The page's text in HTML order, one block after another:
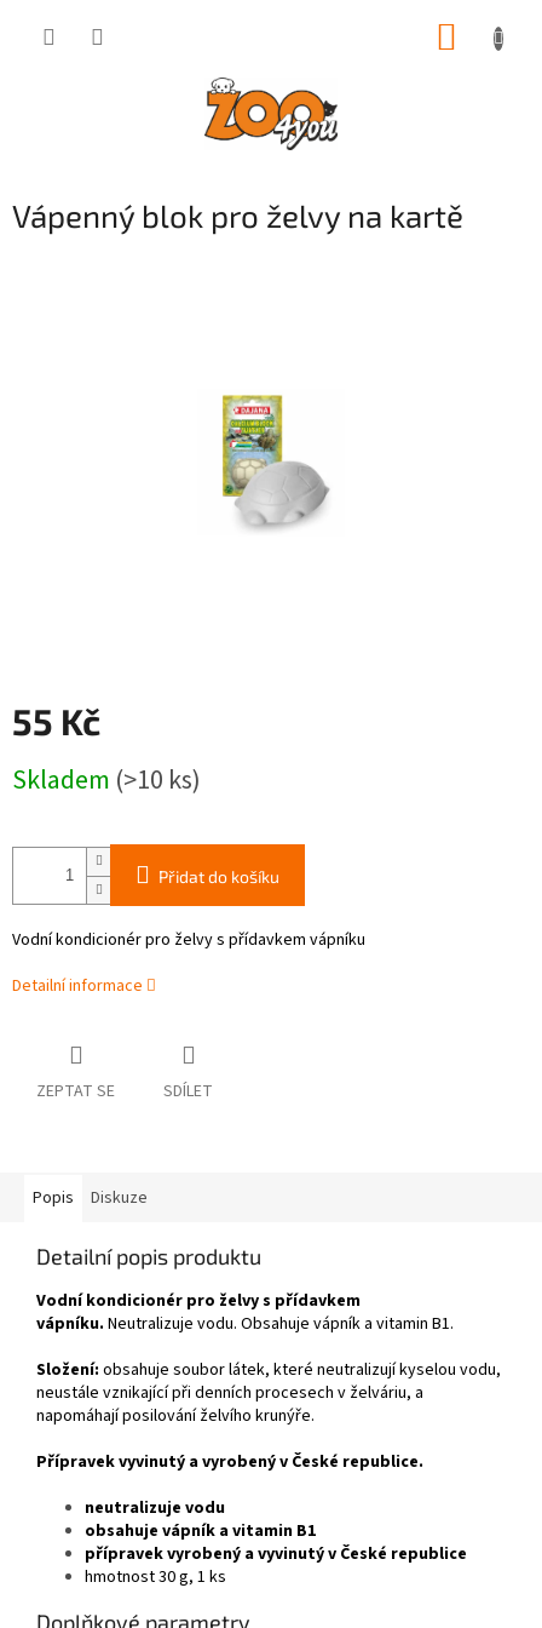
Vápenný blok pro želvy na kartě
55 Kč
cena:
Skladem (>10 ks)
Přidat do košíku
Vodní kondicionér pro želvy s přídavkem vápníku
Detailní informace
ZEPTAT SE SDÍLET
Popis Diskuze
Detailní popis produktu
Vodní kondicionér pro želvy s přídavkem
vápníku. Neutralizuje vodu. Obsahuje vápník a vitamin B1.
Složení: obsahuje soubor látek, které neutralizují kyselou vodu,
neustále vznikající při denních procesech v želváriu, a
napomáhají posilování želvího krunýře.
Přípravek vyvinutý a vyrobený v České republice.
neutralizuje vodu
obsahuje vápník a vitamin B1
přípravek vyrobený a vyvinutý v České republice
hmotnost 30 g, 1 ks
Doplňkové parametry